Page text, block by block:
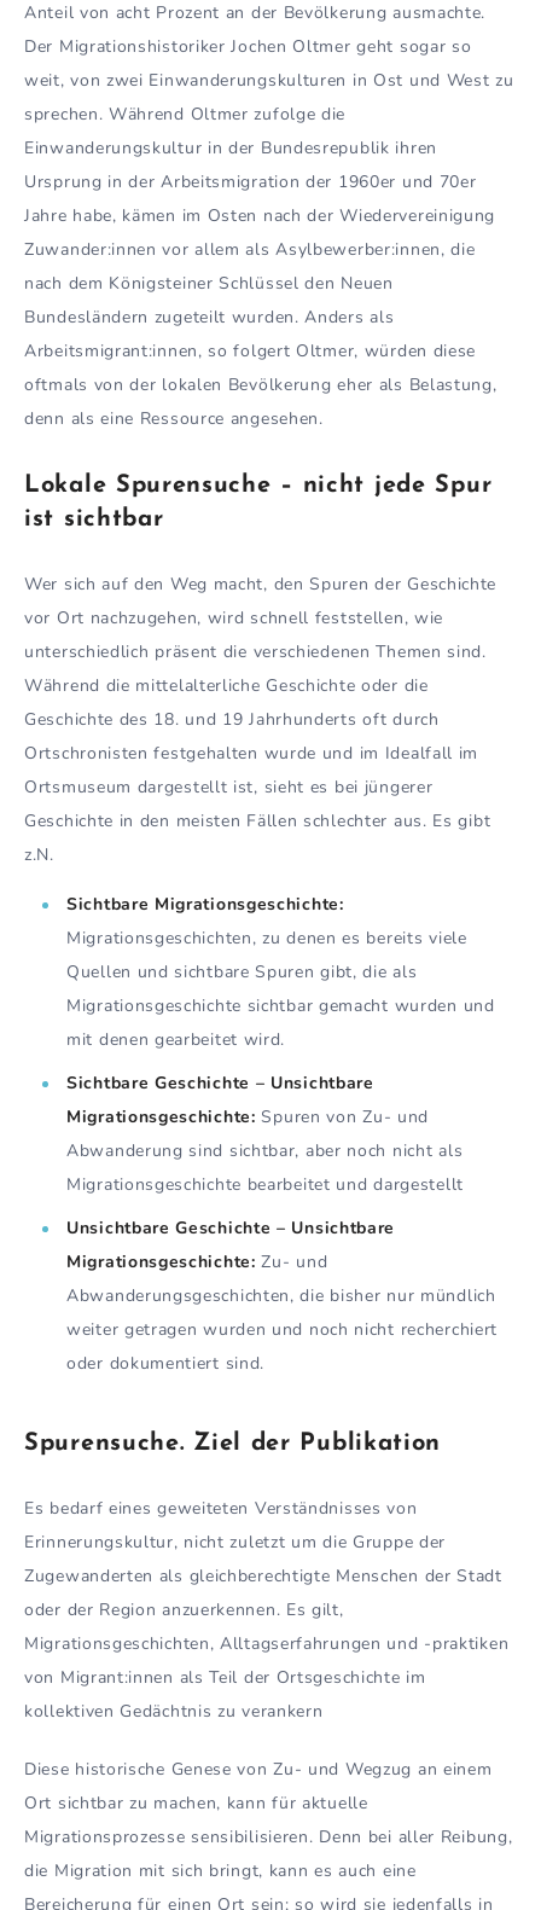
Anteil von acht Prozent an der Bevölkerung ausmachte.
Der Migrationshistoriker Jochen Oltmer geht sogar so
weit, von zwei Einwanderungskulturen in Ost und West zu
sprechen. Während Oltmer zufolge die
Einwanderungskultur in der Bundesrepublik ihren
Ursprung in der Arbeitsmigration der 1960er und 70er
Jahre habe, kämen im Osten nach der Wiedervereinigung
Zuwander:innen vor allem als Asylbewerber:innen, die
nach dem Königsteiner Schlüssel den Neuen
Bundesländern zugeteilt wurden. Anders als
Arbeitsmigrant:innen, so folgert Oltmer, würden diese
oftmals von der lokalen Bevölkerung eher als Belastung,
denn als eine Ressource angesehen.
Lokale Spurensuche – nicht jede Spur
ist sichtbar
Wer sich auf den Weg macht, den Spuren der Geschichte
vor Ort nachzugehen, wird schnell feststellen, wie
unterschiedlich präsent die verschiedenen Themen sind.
Während die mittelalterliche Geschichte oder die
Geschichte des 18. und 19 Jahrhunderts oft durch
Ortschronisten festgehalten wurde und im Idealfall im
Ortsmuseum dargestellt ist, sieht es bei jüngerer
Geschichte in den meisten Fällen schlechter aus. Es gibt
z.N.
Sichtbare Migrationsgeschichte:
Migrationsgeschichten, zu denen es bereits viele
Quellen und sichtbare Spuren gibt, die als
Migrationsgeschichte sichtbar gemacht wurden und
mit denen gearbeitet wird.
Sichtbare Geschichte – Unsichtbare
Migrationsgeschichte: Spuren von Zu- und
Abwanderung sind sichtbar, aber noch nicht als
Migrationsgeschichte bearbeitet und dargestellt
Unsichtbare Geschichte – Unsichtbare
Migrationsgeschichte: Zu- und
Abwanderungsgeschichten, die bisher nur mündlich
weiter getragen wurden und noch nicht recherchiert
oder dokumentiert sind.
Spurensuche. Ziel der Publikation
Es bedarf eines geweiteten Verständnisses von
Erinnerungskultur, nicht zuletzt um die Gruppe der
Zugewanderten als gleichberechtigte Menschen der Stadt
oder der Region anzuerkennen. Es gilt,
Migrationsgeschichten, Alltagserfahrungen und -praktiken
von Migrant:innen als Teil der Ortsgeschichte im
kollektiven Gedächtnis zu verankern
Diese historische Genese von Zu- und Wegzug an einem
Ort sichtbar zu machen, kann für aktuelle
Migrationsprozesse sensibilisieren. Denn bei aller Reibung,
die Migration mit sich bringt, kann es auch eine
Bereicherung für einen Ort sein; so wird sie jedenfalls in